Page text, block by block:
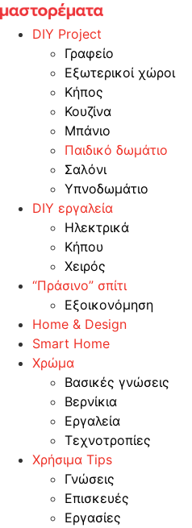
Skip
DIY Project
Γραφείο
Εξωτερικοί χώροι
Κήπος
Κουζίνα
Μπάνιο
Παιδικό δωμάτιο
Σαλόνι
Υπνοδωμάτιο
DIY εργαλεία
Ηλεκτρικά
Κήπου
Χειρός
“Πράσινο” σπίτι
Εξοικονόμηση
Home & Design
Smart Home
Χρώμα
Βασικές γνώσεις
Βερνίκια
Εργαλεία
Τεχνοτροπίες
Χρήσιμα Tips
Γνώσεις
Επισκευές
Εργασίες